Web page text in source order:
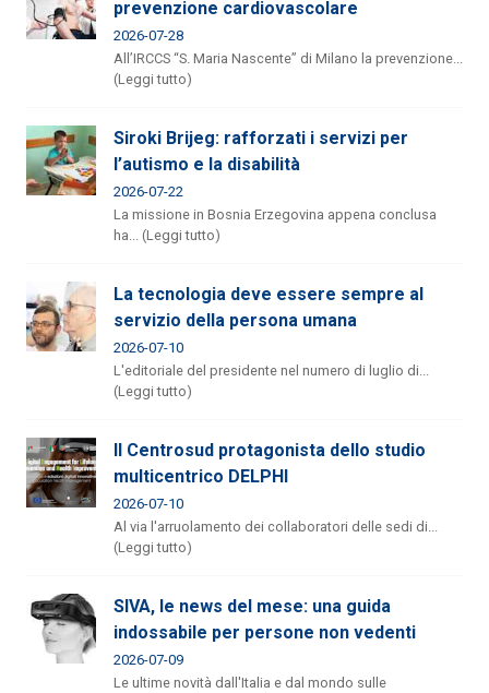
prevenzione cardiovascolare
2026-07-28
All’IRCCS “S. Maria Nascente” di Milano la prevenzione...
(Leggi tutto)
Siroki Brijeg: rafforzati i servizi per
l’autismo e la disabilità
2026-07-22
La missione in Bosnia Erzegovina appena conclusa
ha... (Leggi tutto)
La tecnologia deve essere sempre al
servizio della persona umana
2026-07-10
L'editoriale del presidente nel numero di luglio di...
(Leggi tutto)
Il Centrosud protagonista dello studio
multicentrico DELPHI
2026-07-10
Al via l'arruolamento dei collaboratori delle sedi di...
(Leggi tutto)
SIVA, le news del mese: una guida
indossabile per persone non vedenti
2026-07-09
Le ultime novità dall'Italia e dal mondo sulle